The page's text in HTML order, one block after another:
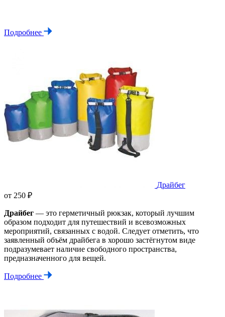
Подробнее
Драйбег
от 250 ₽
Драйбег — это герметичный рюкзак, который лучшим
образом подходит для путешествий и всевозможных
мероприятий, связанных с водой. Следует отметить, что
заявленный объём драйбега в хорошо застёгнутом виде
подразумевает наличие свободного пространства,
предназначенного для вещей.
Подробнее